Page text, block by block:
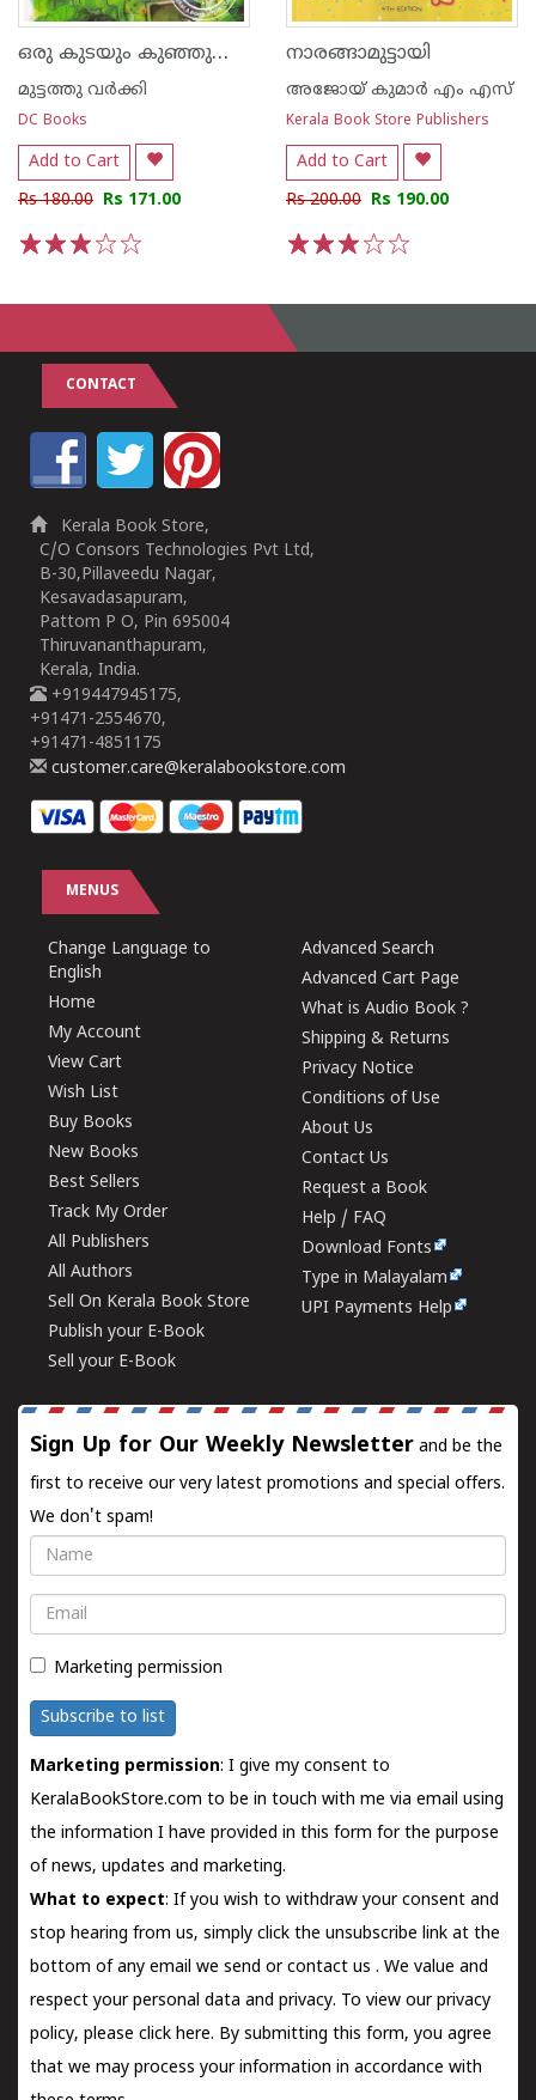
ഒരു കുടയും കുഞ്ഞുപെങ്ങളും
മുട്ടത്തു വര്‍ക്കി
DC Books
Add to Cart
Rs 180.00 Rs 171.00
നാരങ്ങാമുട്ടായി
അജോയ് കുമാര്‍ എം എസ്
Kerala Book Store Publishers
Add to Cart
Rs 200.00 Rs 190.00
CONTACT
Kerala Book Store,
C/O Consors Technologies Pvt Ltd,
B-30,Pillaveedu Nagar,
Kesavadasapuram,
Pattom P O, Pin 695004
Thiruvananthapuram,
Kerala, India.
+919447945175,
+91471-2554670,
+91471-4851175
customer.care@keralabookstore.com
MENUS
Change Language to
English
Home
My Account
View Cart
Wish List
Buy Books
New Books
Best Sellers
Track My Order
All Publishers
All Authors
Sell On Kerala Book Store
Publish your E-Book
Sell your E-Book
Advanced Search
Advanced Cart Page
What is Audio Book ?
Shipping & Returns
Privacy Notice
Conditions of Use
About Us
Contact Us
Request a Book
Help / FAQ
Download Fonts
Type in Malayalam
UPI Payments Help
Sign Up for Our Weekly Newsletter and be the
first to receive our very latest promotions and special offers.
We don't spam!
Name
Email
Marketing permission
Subscribe to list
Marketing permission: I give my consent to
KeralaBookStore.com to be in touch with me via email using
the information I have provided in this form for the purpose
of news, updates and marketing.
What to expect: If you wish to withdraw your consent and
stop hearing from us, simply click the unsubscribe link at the
bottom of any email we send orcontact us . We value and
respect your personal data and privacy. To view our privacy
policy, please click here. By submitting this form, you agree
that we may process your information in accordance with